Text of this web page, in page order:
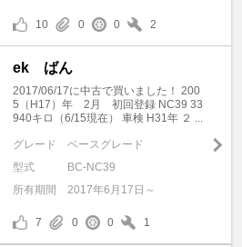
10 0 0 2
ek ばん
2017/06/17に中古で買いました！ 200
5（H17）年 2月 初回登録 NC39 33
940キロ（6/15現在） 車検 H31年 ２ ...
グレード
ベースグレード
型式
BC-NC39
所有期間
2017年6月17日～
7 0 0 1